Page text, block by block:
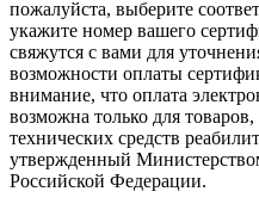
пожалуйста, выберите
укажите номер вашего
свяжутся с вами для
возможности оплаты
внимание, что оплата
возможна только для
технических средств
утвержденный
Российской Федерации.